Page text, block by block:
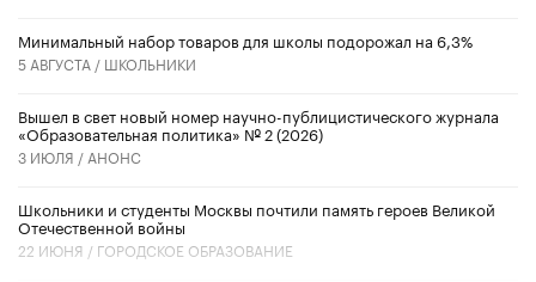
Минимальный набор товаров для школы подорожал на 6,3%
5 АВГУСТА / ШКОЛЬНИКИ
Вышел в свет новый номер научно-публицистического журнала
«Образовательная политика» № 2 (2026)
3 ИЮЛЯ / АНОНС
Школьники и студенты Москвы почтили память героев Великой
Отечественной войны
22 ИЮНЯ / ГОРОДСКОЕ ОБРАЗОВАНИЕ